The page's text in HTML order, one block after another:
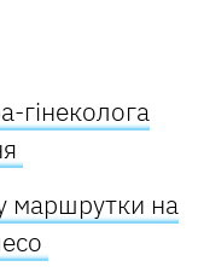
гінеколога
маршрутки на